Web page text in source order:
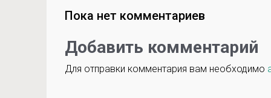
Пока нет комментариев
Добавить комментарий
Для отправки комментария вам необходимо